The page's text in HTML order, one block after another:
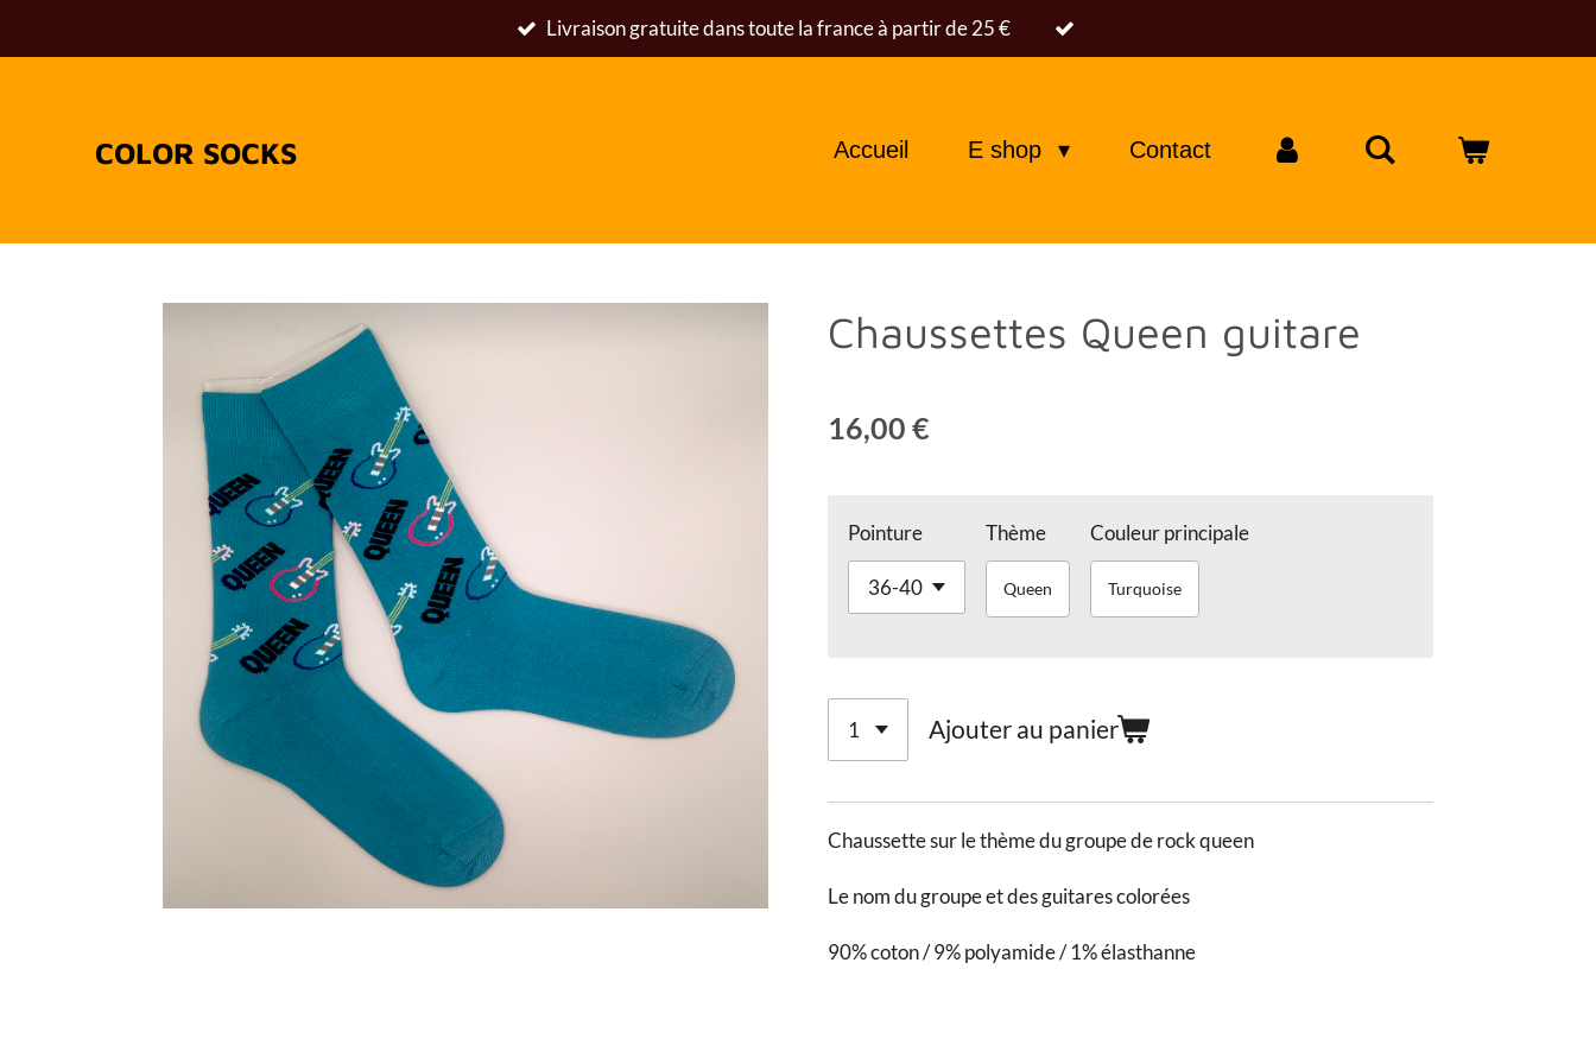
au
Livraison gratuite dans toute la france à partir de 25 €
COLOR SOCKS Accueil E shop Contact
Chaussettes Queen guitare
16,00 €
Pointure Thème
Queen
Couleur principale
Turquoise
Ajouter au panier
Chaussette sur le thème du groupe de rock queen
Le nom du groupe et des guitares colorées
90% coton / 9% polyamide / 1% élasthanne